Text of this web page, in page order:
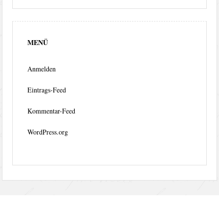
MENÜ
Anmelden
Eintrags-Feed
Kommentar-Feed
WordPress.org